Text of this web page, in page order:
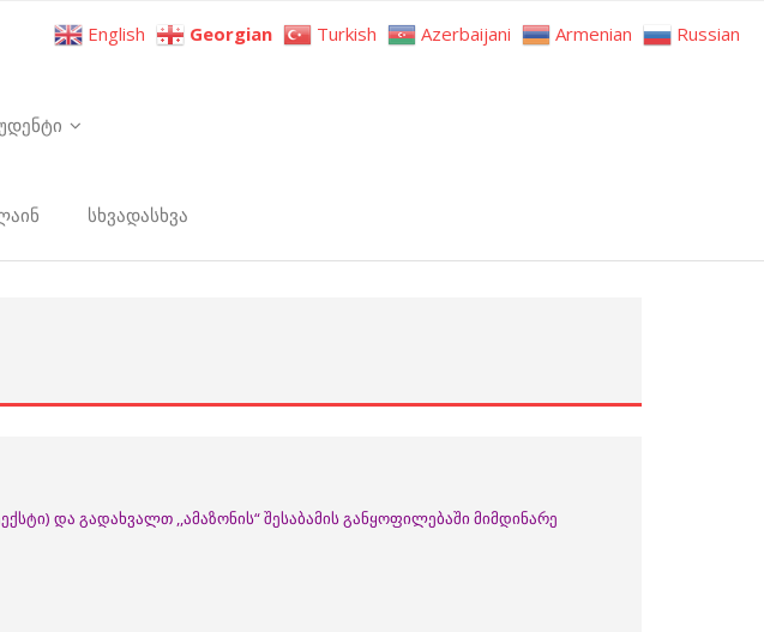
სხვადასხვა
და გადახვალთ ,,ამაზონის“ შესაბამის განყოფილებაში მიმდინარე
English Georgian Turkish Azerbaijani Armenian Russian